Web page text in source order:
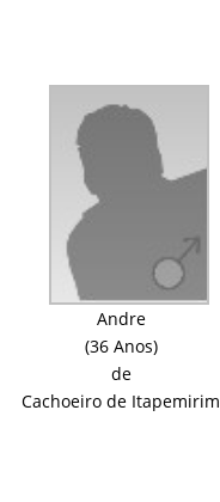
Andre
(36 Anos)
de
Cachoeiro de Itapemirim